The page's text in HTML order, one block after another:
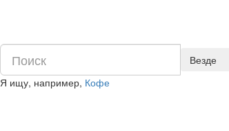
Везде
Я ищу, например, Кофе